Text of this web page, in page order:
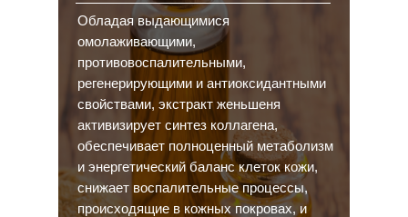
Обладая выдающимися
омолаживающими,
противовоспалительными,
регенерирующими и антиоксидантными
свойствами, экстракт женьшеня
активизирует синтез коллагена,
обеспечивает полноценный метаболизм
и энергетический баланс клеток кожи,
снижает воспалительные процессы,
происходящие в кожных покровах, и